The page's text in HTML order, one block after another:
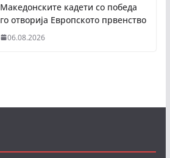
Македонските кадети со победа
го отворија Европското првенство
06.08.2026